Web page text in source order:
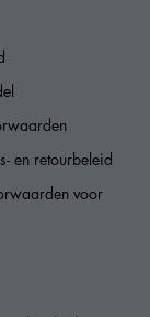
en retourbeleid
voor